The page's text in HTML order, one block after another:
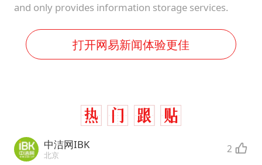
and only provides information storage services.
打开网易新闻体验更佳
中洁网IBK
北京 2